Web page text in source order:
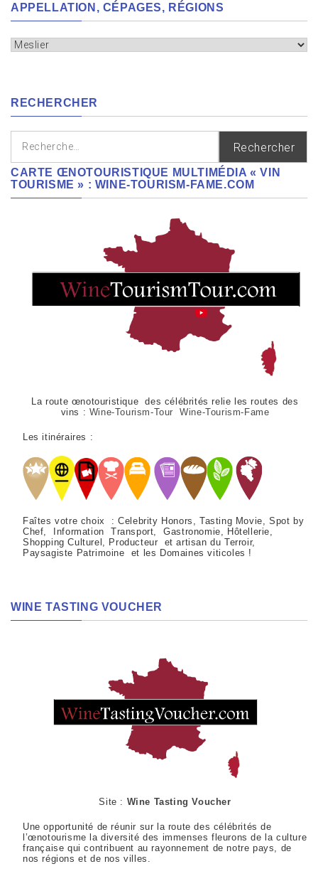
APPELLATION, CÉPAGES, RÉGIONS
Appellation,
RECHERCHER
Rechercher :
CARTE ŒNOTOURISTIQUE MULTIMÉDIA « VIN
TOURISME » : WINE-TOURISM-FAME.COM
La route œnotouristique des célébrités relie les routes des
vins : Wine-Tourism-Tour Wine-Tourism-Fame
Les itinéraires :
Faîtes votre choix : Celebrity Honors, Tasting Movie, Spot by
Chef, Information Transport, Gastronomie, Hôtellerie,
Shopping Culturel, Producteur et artisan du Terroir,
Paysagiste Patrimoine et les Domaines viticoles !
WINE TASTING VOUCHER
Site : Wine Tasting Voucher
Une opportunité de réunir sur la route des célébrités de
l’œnotourisme la diversité des immenses fleurons de la culture
française qui contribuent au rayonnement de notre pays, de
nos régions et de nos villes.